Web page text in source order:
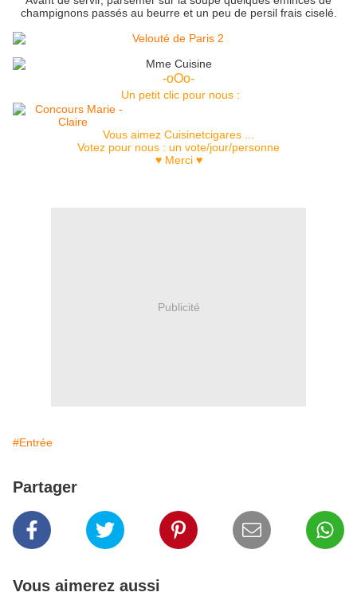
champignons passés au beurre et un peu de persil frais ciselé.
-oOo-
Un petit clic pour nous :
Vous aimez Cuisinetcigares ...
Votez pour nous : un vote/jour/personne
♥ Merci ♥
Publicité
#Entrée
Partager
Vous aimerez aussi